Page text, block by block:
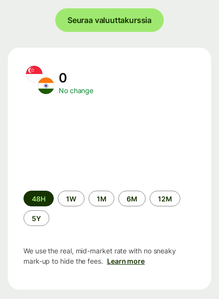
Seuraa valuuttakurssia
0
No change
Time
period
48H 1W 1M 6M 12M
5Y
We use the real, mid-market rate with no sneaky
mark-up to hide the fees. Learn more